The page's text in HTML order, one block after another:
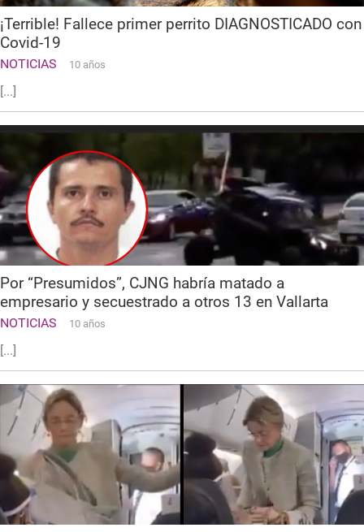
¡Terrible! Fallece primer perrito DIAGNOSTICADO con
Covid-19
NOTICIAS 10 años
[...]
Por “Presumidos”, CJNG habría matado a
empresario y secuestrado a otros 13 en Vallarta
NOTICIAS 10 años
[...]